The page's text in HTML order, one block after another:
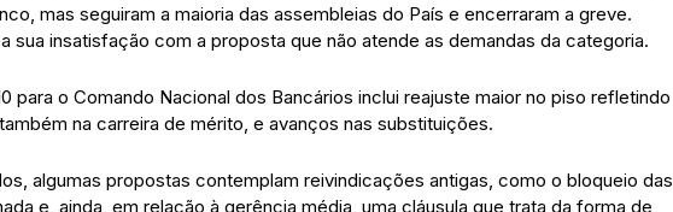
mas seguiram a maioria das assembleias do País e encerraram a greve.
sua insatisfação com a proposta que não atende as demandas da categoria.
para o Comando Nacional dos Bancários inclui reajuste maior no piso refletindo
na carreira de mérito, e avanços nas substituições.
algumas propostas contemplam reivindicações antigas, como o bloqueio das
e, ainda, em relação à gerência média, uma cláusula que trata da forma de